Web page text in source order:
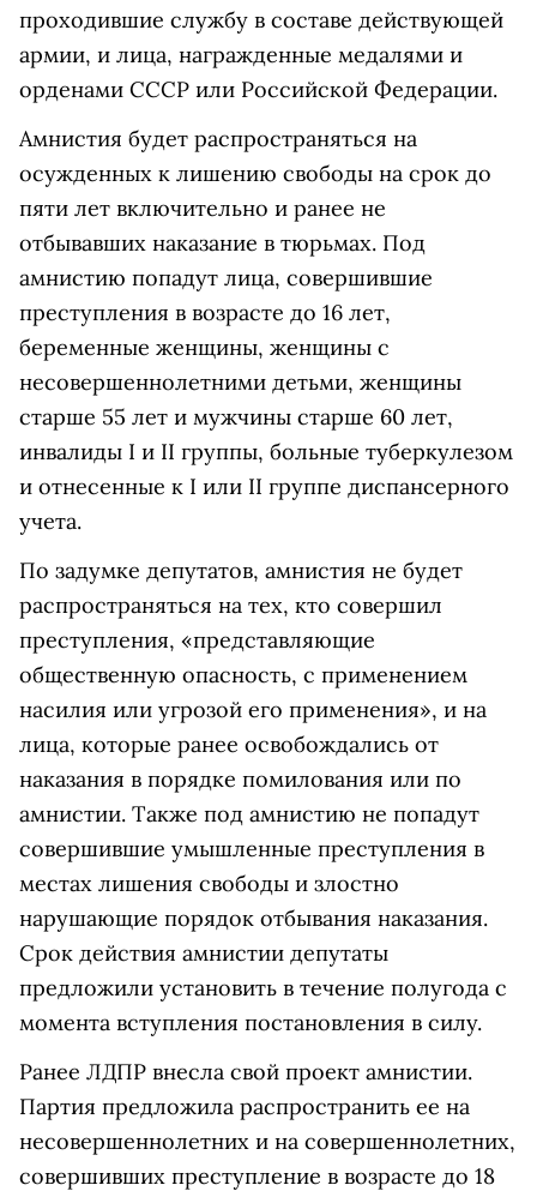
проходившие службу в составе действующей
армии, и лица, награжденные медалями и
орденами СССР или Российской Федерации.
Амнистия будет распространяться на
осужденных к лишению свободы на срок до
пяти лет включительно и ранее не
отбывавших наказание в тюрьмах. Под
амнистию попадут лица, совершившие
преступления в возрасте до 16 лет,
беременные женщины, женщины с
несовершеннолетними детьми, женщины
старше 55 лет и мужчины старше 60 лет,
инвалиды I и II группы, больные туберкулезом
и отнесенные к I или II группе диспансерного
учета.
По задумке депутатов, амнистия не будет
распространяться на тех, кто совершил
преступления, «представляющие
общественную опасность, с применением
насилия или угрозой его применения», и на
лица, которые ранее освобождались от
наказания в порядке помилования или по
амнистии. Также под амнистию не попадут
совершившие умышленные преступления в
местах лишения свободы и злостно
нарушающие порядок отбывания наказания.
Срок действия амнистии депутаты
предложили установить в течение полугода с
момента вступления постановления в силу.
Ранее ЛДПР внесла свой проект амнистии.
Партия предложила распространить ее на
несовершеннолетних и на совершеннолетних,
совершивших преступление в возрасте до 18